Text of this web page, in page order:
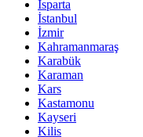
Isparta
İstanbul
İzmir
Kahramanmaraş
Karabük
Karaman
Kars
Kastamonu
Kayseri
Kilis